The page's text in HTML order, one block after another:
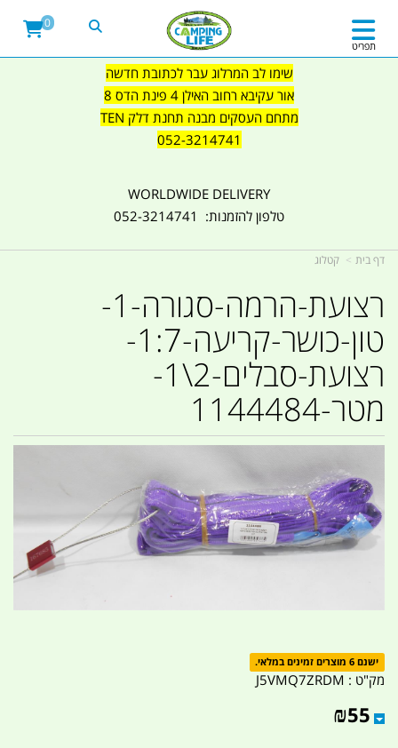
שימו לב המרלוג עבר לכתובת חדשה
אור עקיבא רחוב האילן 4 פינת הדס 8
מתחם העסקים מבנה תחנת דלק TEN
052-3214741
WORLDWIDE DELIVERY
טלפון להזמנות: 052-3214741
תפריט
0
דף בית קטלוג
רצועת-הרמה-סגורה-1-
טון-כושר-קריעה-1:7-
רצועת-סבלים-2\1-
מטר-1144484
ישנם 6 מוצרים זמינים במלאי.
מק"ט : J5VMQ7ZRDM
₪55